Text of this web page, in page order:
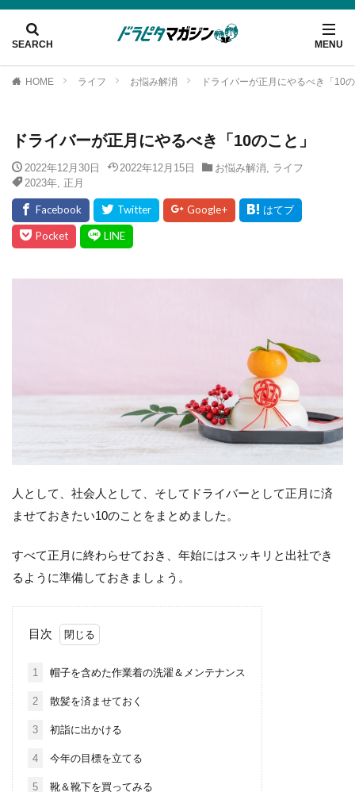
HOME ライフ お悩み解消 ドライバーが正月にやるべき「10
ドライバーが正月にやるべき「10のこと」
2022年12月30日 2022年12月15日 お悩み解消
ライフ
2023年, 正月
人として、社会人として、そしてドライバーとして正月に済
ませておきたい10のことをまとめました。
すべて正月に終わらせておき、年始にはスッキリと出社でき
るように準備しておきましょう。
目次
1 帽子を含めた作業着の洗濯＆メンテナンス
2 散髪を済ませておく
3 初詣に出かける
4 今年の目標を立てる
5 靴＆靴下を買ってみる